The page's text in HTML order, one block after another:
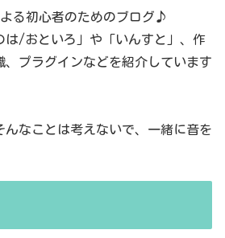
よる初心者のためのブログ♪
は/おといろ」や「いんすと」、作
、プラグインなどを紹介しています
んなことは考えないで、一緒に音を